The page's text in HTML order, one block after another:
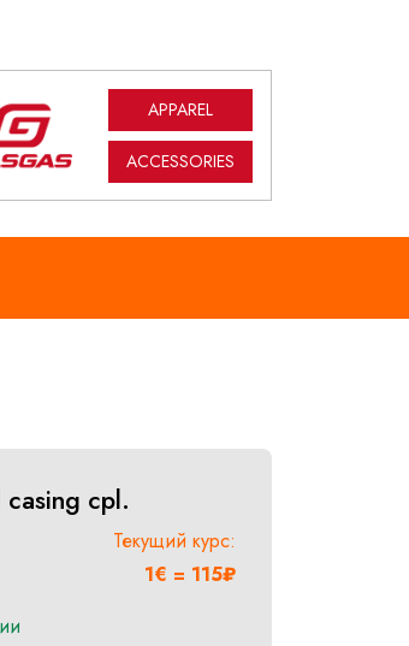
APPAREL
ACCESSORIES
cpl.
Текущий курс:
1€ = 115₽